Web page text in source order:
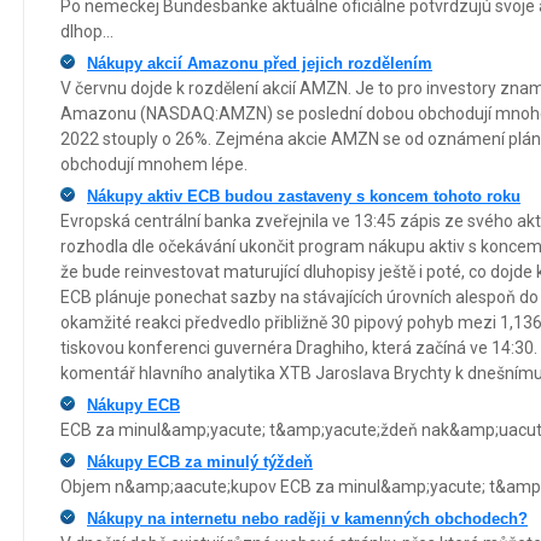
Po nemeckej Bundesbanke aktuálne oficiálne potvrdzujú
dlhop...
Nákupy akcií Amazonu před jejich rozdělením
V červnu dojde k rozdělení akcií AMZN. Je to pro investory
Amazonu (NASDAQ:AMZN) se poslední dobou obchodují
2022 stouply o 26%. Zejména akcie AMZN se od oznámení
obchodují mnohem lépe.
Nákupy aktiv ECB budou zastaveny s koncem tohoto roku
Evropská centrální banka zveřejnila ve 13:45 zápis ze svého
rozhodla dle očekávání ukončit program nákupu aktiv s
že bude reinvestovat maturující dluhopisy ještě i poté, co
ECB plánuje ponechat sazby na stávajících úrovních alespoň
okamžité reakci předvedlo přibližně 30 pipový pohyb mezi
tiskovou konferenci guvernéra Draghiho, která začíná ve
komentář hlavního analytika XTB Jaroslava Brychty k
Nákupy ECB
ECB za minul&amp;yacute; t&amp;yacute;ždeň
Nákupy ECB za minulý týždeň
Objem n&amp;aacute;kupov ECB za minul&amp;yacute;
Nákupy na internetu nebo raději v kamenných obchodech?